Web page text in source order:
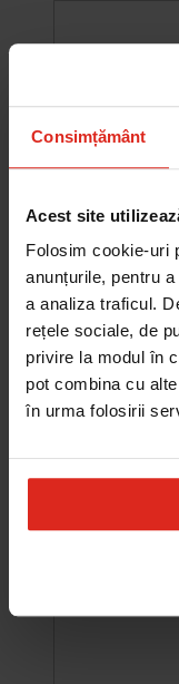
Consimțământ
Acest site
Folosim cookie-uri
anunțurile, pentru
a analiza traficul.
rețele sociale, de
privire la modul în
pot combina cu
în urma folosirii
-10%
Chiuveta Maris
was 2.576,33
Adauga în cos